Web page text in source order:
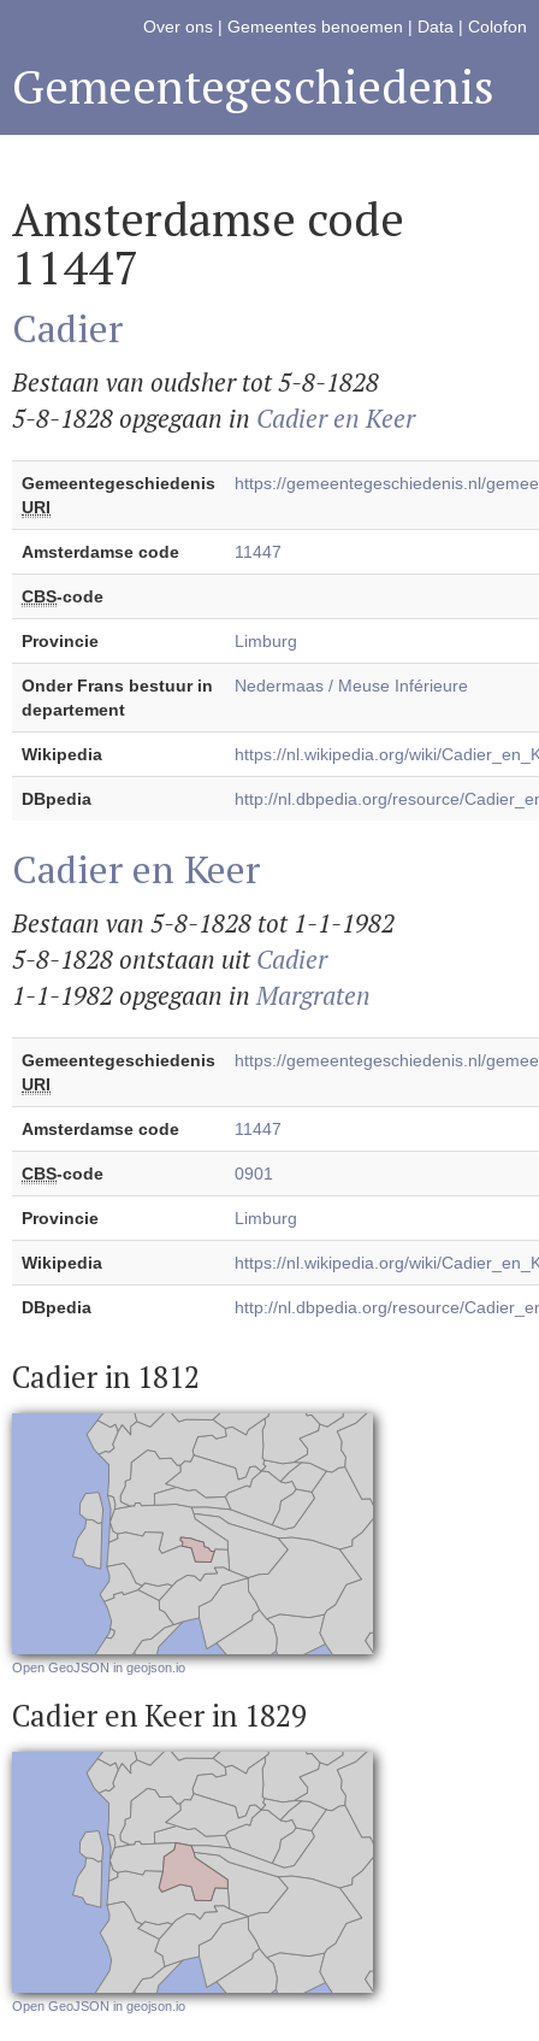
Over ons | Gemeentes benoemen | Data | Colofon
Gemeentegeschiedenis
Amsterdamse code
11447
Cadier
Bestaan van oudsher tot 5-8-1828
5-8-1828 opgegaan in Cadier en Keer
Gemeentegeschiedenis
URI
https://gemeentegeschiedenis.nl/
Amsterdamse code 11447
CBS-code
Provincie Limburg
Onder Frans bestuur in
departement
Nedermaas / Meuse Inférieure
Wikipedia https://nl.wikipedia.org/wiki/
DBpedia http://nl.dbpedia.org/resource/
Cadier en Keer
Bestaan van 5-8-1828 tot 1-1-1982
5-8-1828 ontstaan uitCadier
1-1-1982 opgegaan inMargraten
Gemeentegeschiedenis
URI
https://gemeentegeschiedenis.nl/
Amsterdamse code 11447
CBS-code 0901
Provincie Limburg
Wikipedia https://nl.wikipedia.org/wiki/
DBpedia http://nl.dbpedia.org/resource/
Cadier in 1812
Open GeoJSON in geojson.io
Cadier en Keer in 1829
Open GeoJSON in geojson.io